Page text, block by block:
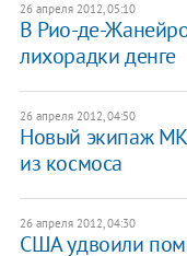
26 апреля 2012, 05:10
В Рио-де-
лихорадки денге
26 апреля 2012, 04:50
Новый экипаж
из космоса
26 апреля 2012, 04:30
США удвоили